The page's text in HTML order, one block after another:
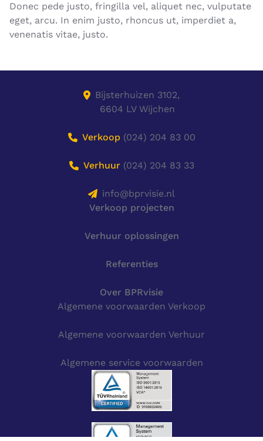
Donec pede justo, fringilla vel, aliquet nec, vulputate
eget, arcu. In enim justo, rhoncus ut, imperdiet a,
venenatis vitae, justo.
Bijsterhuizen 3102,
6604 LV Wijchen
Verkoop (024) 204 83 00
Verhuur (024) 204 83 33
info@bprvisie.nl
Verkoop projecten
Verhuur oplossingen
Referenties
Over BPRvisie
Algemene voorwaarden Verkoop
Algemene voorwaarden Verhuur
Algemene service voorwaarden